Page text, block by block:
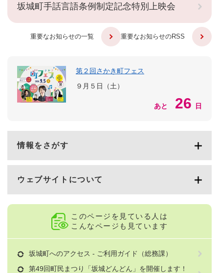
坂城町手話言語条例制定記念特別上映会
重要なお知らせの一覧 重要なお知らせのRSS
第２回さかき町フェス
９月５日（土）
あと 26 日
情報をさがす
ウェブサイトについて
このページを見ている人は
こんなページも見ています
坂城町へのアクセス - ご利用ガイド（総務課）
第49回町民まつり「坂城どんどん」を開催します！